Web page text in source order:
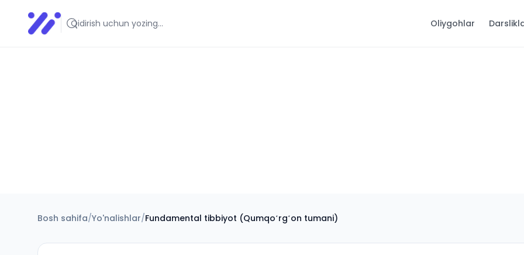
Infoedu
Ta&#039;lim xabarlari va yangiliklari Oliygohlar
Bosh sahifa/Yo'nalishlar/Fundamental tibbiyot (Qumqoʻrgʻon tumani)